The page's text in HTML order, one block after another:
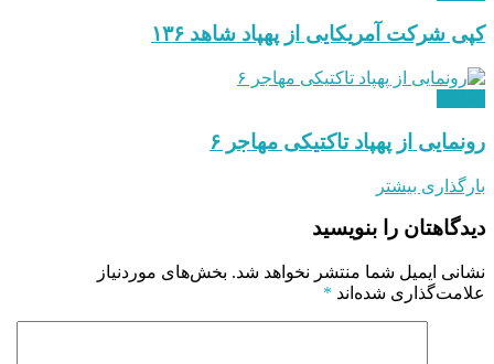
کپی شرکت آمریکایی از پهپاد شاهد ۱۳۶
رونمایی از پهپاد تاکتیکی مهاجر ۶
بارگذاری بیشتر
دیدگاهتان را بنویسید
نشانی ایمیل شما منتشر نخواهد شد. بخش‌های موردنیاز
علامت‌گذاری شده‌اند *